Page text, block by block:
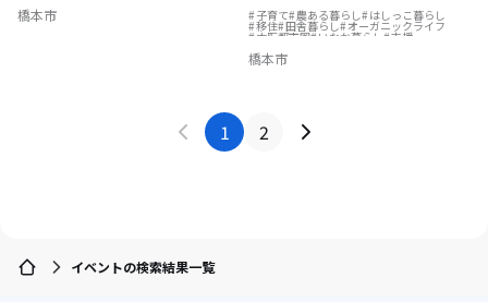
ここが落ち着くんです
橋本市 子育て 農ある暮らし はしっこ暮らし
移住 田舎暮らし オーガニックライフ
大阪都市圏 いなか暮らし 支援
橋本市
1 2
イベントの検索結果一覧